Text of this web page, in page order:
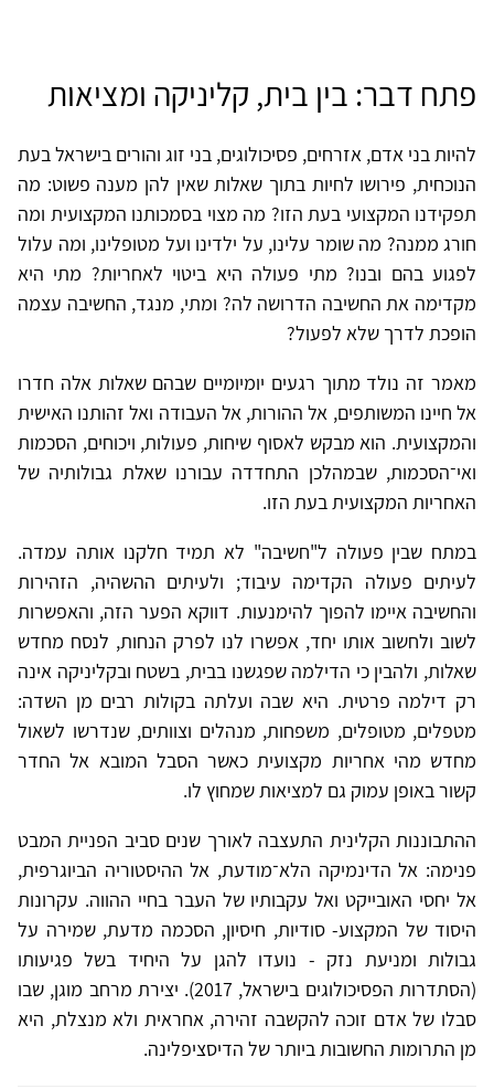
פתח דבר: בין בית, קליניקה ומציאות
להיות בני אדם, אזרחים, פסיכולוגים, בני זוג והורים בישראל בעת
הנוכחית, פירושו לחיות בתוך שאלות שאין להן מענה פשוט: מה
תפקידנו המקצועי בעת הזו? מה מצוי בסמכותנו המקצועית ומה
חורג ממנה? מה שומר עלינו, על ילדינו ועל מטופלינו, ומה עלול
לפגוע בהם ובנו? מתי פעולה היא ביטוי לאחריות? מתי היא
מקדימה את החשיבה הדרושה לה? ומתי, מנגד, החשיבה עצמה
הופכת לדרך שלא לפעול?
מאמר זה נולד מתוך רגעים יומיומיים שבהם שאלות אלה חדרו
אל חיינו המשותפים, אל ההורות, אל העבודה ואל זהותנו האישית
והמקצועית. הוא מבקש לאסוף שיחות, פעולות, ויכוחים, הסכמות
ואי־הסכמות, שבמהלכן התחדדה עבורנו שאלת גבולותיה של
האחריות המקצועית בעת הזו.
במתח שבין פעולה ל"חשיבה" לא תמיד חלקנו אותה עמדה.
לעיתים פעולה הקדימה עיבוד; ולעיתים ההשהיה, הזהירות
והחשיבה איימו להפוך להימנעות. דווקא הפער הזה, והאפשרות
לשוב ולחשוב אותו יחד, אפשרו לנו לפרק הנחות, לנסח מחדש
שאלות, ולהבין כי הדילמה שפגשנו בבית, בשטח ובקליניקה אינה
רק דילמה פרטית. היא שבה ועלתה בקולות רבים מן השדה:
מטפלים, מטופלים, משפחות, מנהלים וצוותים, שנדרשו לשאול
מחדש מהי אחריות מקצועית כאשר הסבל המובא אל החדר
קשור באופן עמוק גם למציאות שמחוץ לו.
ההתבוננות הקלינית התעצבה לאורך שנים סביב הפניית המבט
פנימה: אל הדינמיקה הלא־מודעת, אל ההיסטוריה הביוגרפית,
אל יחסי האובייקט ואל עקבותיו של העבר בחיי ההווה. עקרונות
היסוד של המקצוע- סודיות, חיסיון, הסכמה מדעת, שמירה על
גבולות ומניעת נזק - נועדו להגן על היחיד בשל פגיעותו
(הסתדרות הפסיכולוגים בישראל, 2017). יצירת מרחב מוגן, שבו
סבלו של אדם זוכה להקשבה זהירה, אחראית ולא מנצלת, היא
מן התרומות החשובות ביותר של הדיסציפלינה.